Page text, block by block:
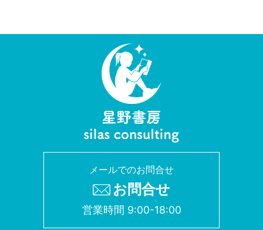
メールでのお問合せ
お問合せ
営業時間 9:00-18:00